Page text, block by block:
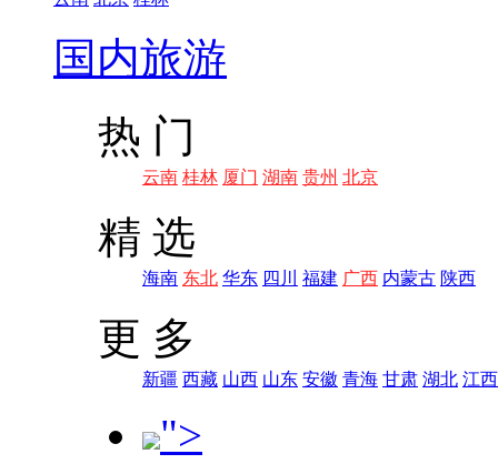
国内旅游
热 门
云南 桂林 厦门 湖南 贵州 北京
精 选
海南 东北 华东 四川 福建 广西 内蒙古 陕西
更 多
新疆 西藏 山西 山东 安徽 青海 甘肃 湖北 江西
">